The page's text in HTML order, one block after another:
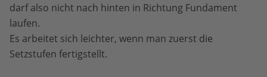
darf also nicht nach hinten in Richtung Fundament
laufen.
Es arbeitet sich leichter, wenn man zuerst die
Setzstufen fertigstellt.